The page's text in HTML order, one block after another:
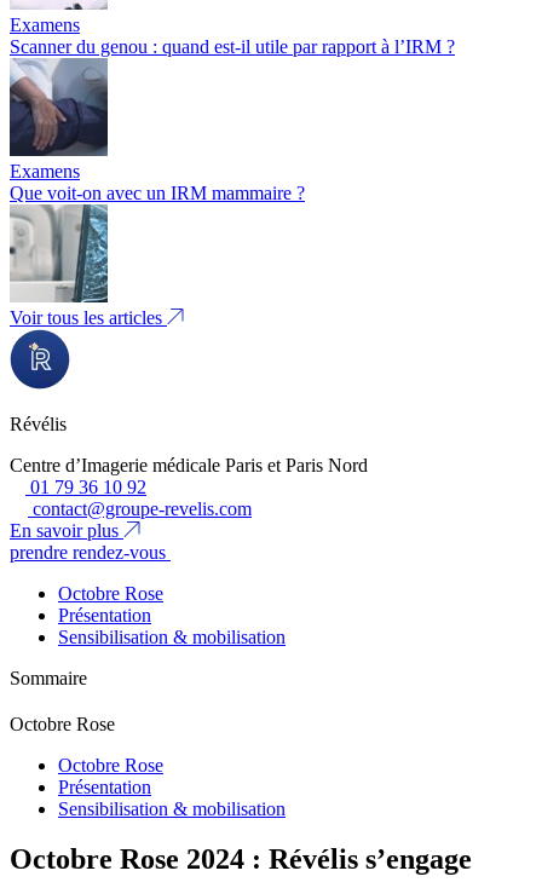
Examens
Scanner du genou : quand est-il utile par rapport à l’IRM ?
Examens
Que voit-on avec un IRM mammaire ?
Voir tous les articles
Révélis
Centre d’Imagerie médicale Paris et Paris Nord
01 79 36 10 92
contact@groupe-revelis.com
En savoir plus
prendre rendez-vous
Octobre Rose
Présentation
Sensibilisation & mobilisation
Sommaire
Octobre Rose
Octobre Rose
Présentation
Sensibilisation & mobilisation
Octobre Rose 2024 : Révélis s’engage